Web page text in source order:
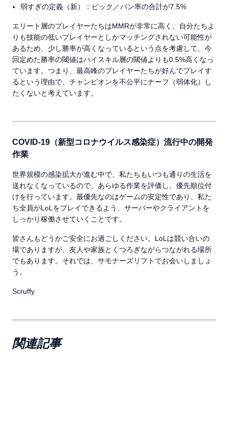
弱すぎの定義（新）：ピック／バン率の合計が7.5%
エリート層のプレイヤーたちはMMRが非常に高く、自分たちよ
りも技能の低いプレイヤーとしかマッチングされない可能性が
あるため、少し勝率が高くなっているという点を考慮して、今
回定めた勝率の閾値はハイスキル層の閾値よりも0.5%高くなっ
ています。つまり、最高峰のプレイヤーたちが好んでプレイす
るという理由で、チャンピオンを不公平にナーフ（弱体化）し
たくないと考えています。
COVID-19（新型コロナウイルス感染症）流行中の開発
作業
世界規模の感染拡大が進む中で、私たちもいつも通りの生活を
送れなくなっているので、あらゆる作業を評価し、優先順位付
けを行っています。最優先なのはゲームの安定性であり、私た
ち全員がLoLをプレイできるよう、サーバーやクライアントを
しっかり稼働させていくことです。
皆さんもどうかご安全にお過ごしください。LoLは競い合いの
場でありますが、友人や家族とくつろぎながらつながれる場所
でもあります。それでは、サモナーズリフトでお会いしましょ
う。
Scruffy
関連記事